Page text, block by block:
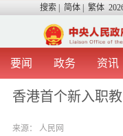
搜索 简体 繁体
要闻 政务 资讯
首 页 图
涉台事务
香港首个新入职
来源： 人民网